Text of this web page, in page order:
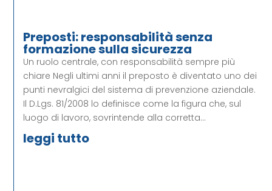
Preposti: responsabilità senza
formazione sulla sicurezza
Un ruolo centrale, con responsabilità sempre più
chiare Negli ultimi anni il preposto è diventato uno dei
punti nevralgici del sistema di prevenzione aziendale.
Il D.Lgs. 81/2008 lo definisce come la figura che, sul
luogo di lavoro, sovrintende alla corretta...
leggi tutto